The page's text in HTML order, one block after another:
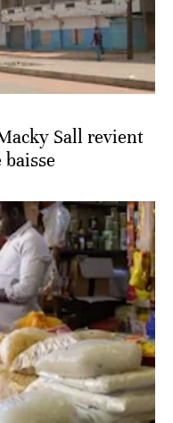
Sall revient
baisse